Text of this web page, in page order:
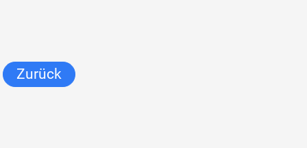
Zurück